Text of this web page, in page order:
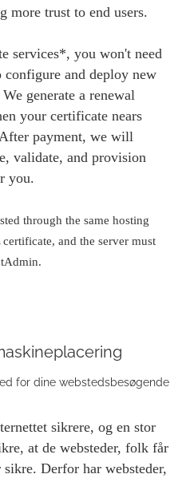
more trust to end users.
services*, you won't need
configure and deploy new
generate a renewal
your certificate nears
payment, we will
validate, and provision
you.
through the same hosting
and the server must
for dine webstedsbesøgende
sikrere, og en stor
at de websteder, folk får
Derfor har websteder,